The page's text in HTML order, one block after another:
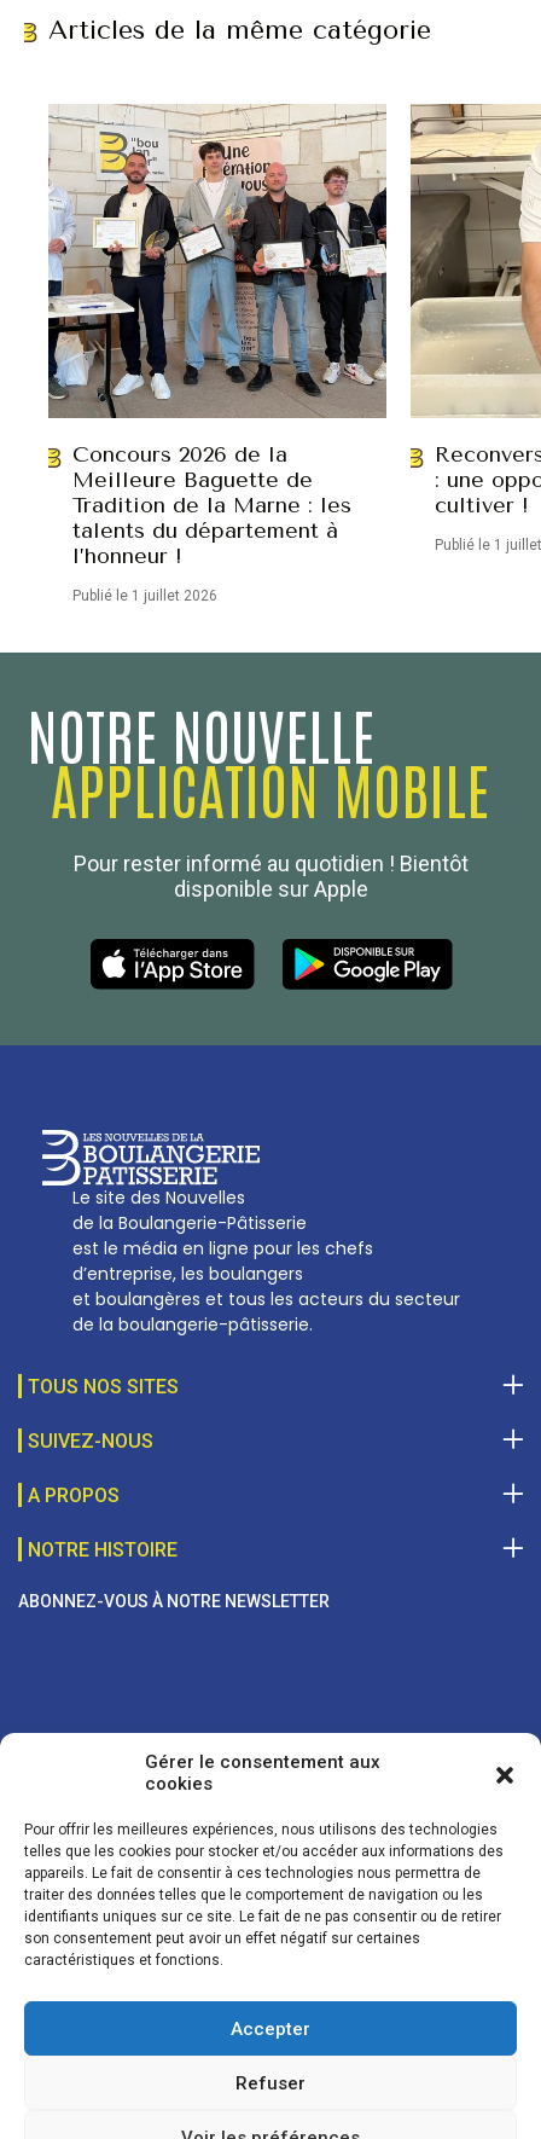
Gérer le consentement aux
cookies
Pour offrir les meilleures expériences, nous utilisons des technologies
telles que les cookies pour stocker et/ou accéder aux informations des
appareils. Le fait de consentir à ces technologies nous permettra de
traiter des données telles que le comportement de navigation ou les
identifiants uniques sur ce site. Le fait de ne pas consentir ou de retirer
son consentement peut avoir un effet négatif sur certaines
caractéristiques et fonctions.
Accepter
Refuser
Articles de la même catégorie
Concours 2026 de la
Meilleure Baguette de
Tradition de la Marne : les
talents du département à
l’honneur !
Publié le 1 juillet 2026
: une
cultiver !
Publié le 1
NOTRE NOUVELLE
APPLICATION MOBILE
Pour rester informé au quotidien ! Bientôt
disponible sur Apple
Le site des Nouvelles
de la Boulangerie-Pâtisserie
est le média en ligne pour les chefs
d’entreprise, les boulangers
et boulangères et tous les acteurs du secteur
de la boulangerie-pâtisserie.
TOUS NOS SITES
Boulanger de France
SUIVEZ-NOUS
A PROPOS
Les Nouvelles de la Boulangerie-Pâtisserie Française
27, av d’Eylau - 75782 Paris Cédex 16
01 53 70 16 25
NOTRE HISTOIRE
ABONNEZ-VOUS À NOTRE NEWSLETTER
Vos coordonnées sont uniquement utilisées pour vous envoyer des
lettres d'information sur nos activités. Vous pouvez à tout moment
utiliser le lien de désinscription figurant dans la lettre d'information.
© LES NOUVELLES DE LA BOULANGERIE - Tous droits réservés - Réalisation :
Josh Digital
Mentions légales